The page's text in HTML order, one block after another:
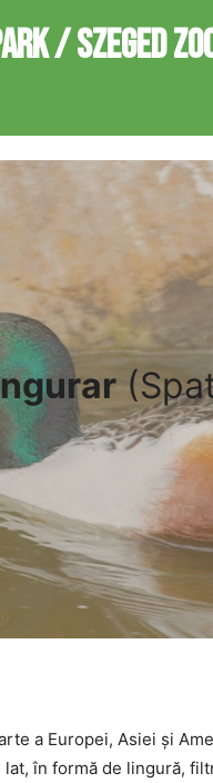
/ SZEGED
a Europei, Asiei și
în formă de lingură,